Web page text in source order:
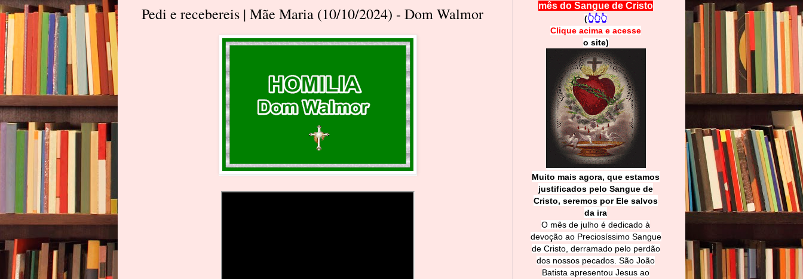
Pedi e recebereis | Mãe Maria (10/10/2024) - Dom Walmor
mês do Sangue de Cristo
(👆👆👆
Clique acima e acesse
o site)
Muito mais agora, que estamos
justificados pelo Sangue de
Cristo, seremos por Ele salvos
da ira
O mês de julho é dedicado à
devoção ao Preciosíssimo Sangue
de Cristo, derramado pelo perdão
dos nossos pecados. São João
Batista apresentou Jesus ao